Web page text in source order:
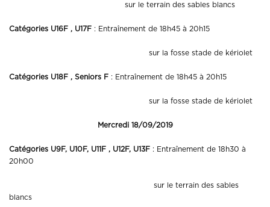
sur le terrain des sables blancs
Catégories U16F , U17F : Entraînement de 18h45 à 20h15
sur la fosse stade de kériolet
Catégories U18F , Seniors F : Entraînement de 18h45 à 20h15
sur la fosse stade de kériolet
Mercredi 18/09/2019
Catégories U9F, U10F, U11F , U12F, U13F : Entraînement de 18h30 à
20h00
sur le terrain des sables
blancs